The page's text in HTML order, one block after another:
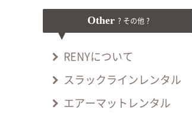
Other ? その他 ?
RENYについて
スラックラインレンタル
エアーマットレンタル